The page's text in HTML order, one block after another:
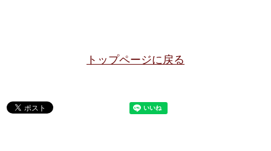
トップページに戻る